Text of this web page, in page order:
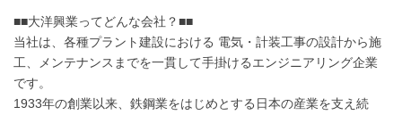
■■大洋興業ってどんな会社？■■
当社は、各種プラント建設における 電気・計装工事の設計から施
工、メンテナンスまでを一貫して手掛けるエンジニアリング企業
です。
1933年の創業以来、鉄鋼業をはじめとする日本の産業を支え続